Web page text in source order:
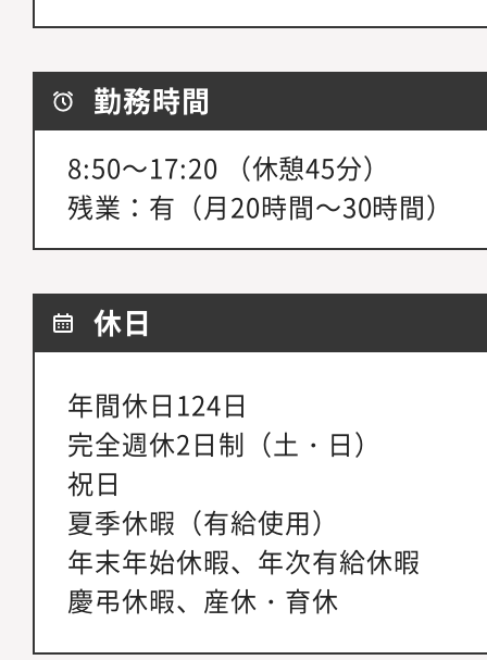
勤務時間
8:50～17:20 （休憩45分）
残業：有（月20時間～30時間）
休日
年間休日124日
完全週休2日制（土・日）
祝日
夏季休暇（有給使用）
年末年始休暇、年次有給休暇
慶弔休暇、産休・育休